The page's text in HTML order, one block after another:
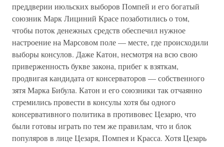
преддверии июльских выборов Помпей и его богатый
союзник Марк Лициний Красе позаботились о том,
чтобы поток денежных средств обеспечил нужное
настроение на Марсовом поле — месте, где происходили
выборы консулов. Даже Катон, несмотря на всю свою
приверженность букве закона, прибег к взяткам,
продвигая кандидата от консерваторов — собственного
зятя Марка Бибула. Катон и его союзники так отчаянно
стремились провести в консулы хотя бы одного
консервативного политика в противовес Цезарю, что
были готовы играть по тем же правилам, что и блок
популяров в лице Цезаря, Помпея и Красса. Хотя Цезарь